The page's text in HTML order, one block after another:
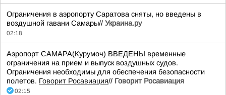
Ограничения в аэропорту Саратова сняты, но введены в
воздушной гавани Самары// Украина.ру
02:18
Аэропорт САМАРА(Курумоч) ВВЕДЕНЫ временные
ограничения на прием и выпуск воздушных судов.
Ограничения необходимы для обеспечения безопасности
полетов. Говорит Росавиация// Говорит Росавиация
02:15